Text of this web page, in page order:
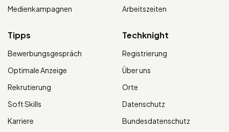
Medienkampagnen
Arbeitszeiten
Tipps
Bewerbungsgespräch
Optimale Anzeige
Rekrutierung
Soft Skills
Karriere
Techknight
Registrierung
Über uns
Orte
Datenschutz
Bundesdatenschutz